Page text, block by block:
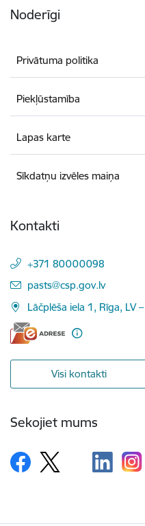
Noderīgi
Privātuma politika
Piekļūstamība
Lapas karte
Sīkdatņu izvēles maiņa
Kontakti
+371 80000098
E-pasts:
pasts@csp.gov.lv
Lāčplēša iela 1, Rīga, LV
Visi kontakti
Sekojiet mums